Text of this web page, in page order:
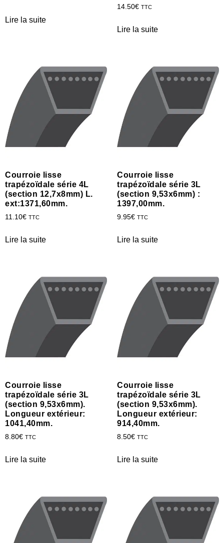
Lire la suite
14.50€ TTC
Lire la suite
Courroie lisse
trapézoïdale série 4L
(section 12,7x8mm) L.
ext:1371,60mm.
11.10€ TTC
Lire la suite
Courroie lisse
trapézoïdale série 3L
(section 9,53x6mm) :
1397,00mm.
9.95€ TTC
Lire la suite
Courroie lisse
trapézoïdale série 3L
(section 9,53x6mm).
Longueur extérieur:
1041,40mm.
8.80€ TTC
Lire la suite
Courroie lisse
trapézoïdale série 3L
(section 9,53x6mm).
Longueur extérieur:
914,40mm.
8.50€ TTC
Lire la suite